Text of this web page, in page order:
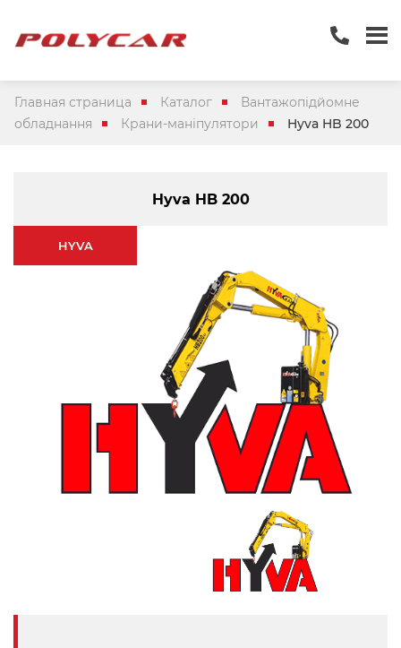
Главная страница Каталог
Вантажопідйомне
обладнання
Крани-маніпулятори Hyva HB 200
Hyva HB 200
HYVA